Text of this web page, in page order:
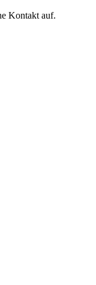
Kontakt auf.